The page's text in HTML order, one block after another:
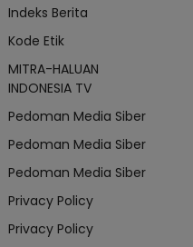
Indeks Berita
Kode Etik
MITRA-HALUAN
INDONESIA TV
Pedoman Media Siber
Pedoman Media Siber
Pedoman Media Siber
Privacy Policy
Privacy Policy